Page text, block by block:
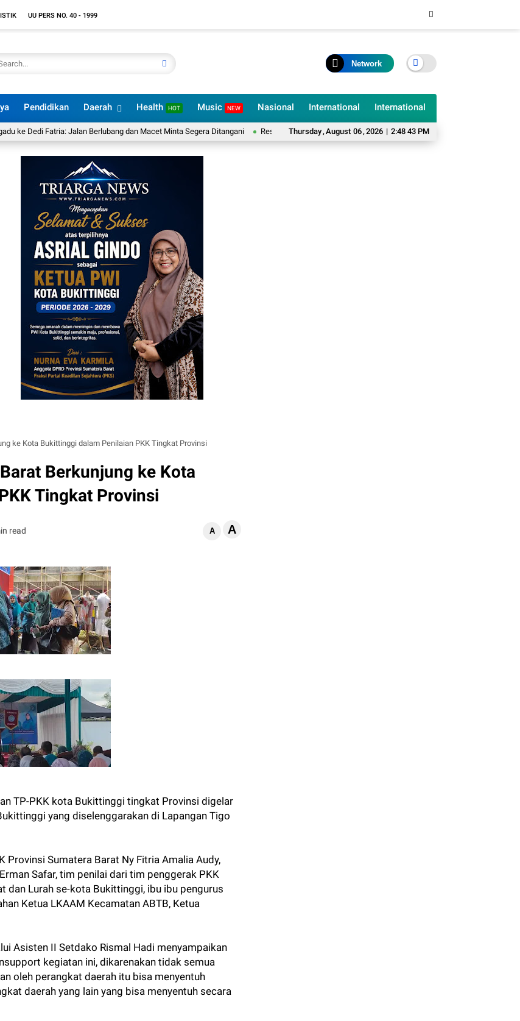
UU PERS NO. 40 - 1999
Network
Pendidikan Daerah Health HOT Music NEW Nasional International International
Thursday,August 06,2026 | 2:48 44 PM
Fatria: Jalan Berlubang dan Macet Minta Segera Ditangani Reses Wakil Ketua DPRD Bukittinggi, Beny Yusrial Siap Kawal Aspirasi Warga ABTB
ke Kota Bukittinggi dalam Penilaian PKK Tingkat Provinsi
Berkunjung ke Kota
Tingkat Provinsi
read A A
TP-PKK kota Bukittinggi tingkat Provinsi digelar
yang diselenggarakan di Lapangan Tigo
Provinsi Sumatera Barat Ny Fitria Amalia Audy,
Safar, tim penilai dari tim penggerak PKK
dan Lurah se-kota Bukittinggi, ibu ibu pengurus
Ketua LKAAM Kecamatan ABTB, Ketua
Asisten II Setdako Rismal Hadi menyampaikan
kegiatan ini, dikarenakan tidak semua
oleh perangkat daerah itu bisa menyentuh
daerah yang lain yang bisa menyentuh secara